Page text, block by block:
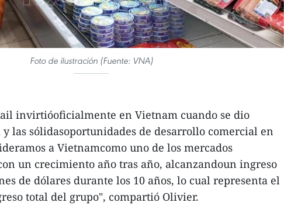
Foto de ilustración (Fuente: VNA)
invirtióoficialmente en Vietnam cuando se dio
las sólidasoportunidades de desarrollo comercial en
a Vietnamcomo uno de los mercados
un crecimiento año tras año, alcanzandoun ingreso
de dólares durante los 10 años, lo cual representa el
total del grupo", compartió Olivier.